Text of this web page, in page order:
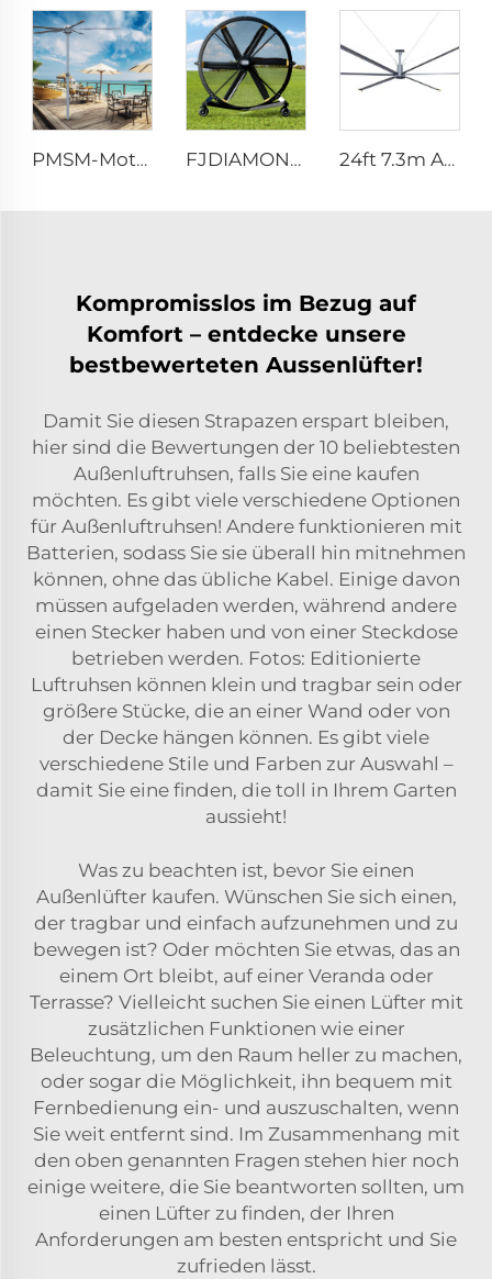
PMSM-Motor 16ft 5m Belüftung großer stehender Säulenlufthansa montierter Deckenventilator, Stangenschaltventilator FJDIAMOND 1,5m 2m 80-Zoll Beweglicher Pedestalventilator WIFI Steuerung Ruhe Gym-Aluminium-Stehfußbodenlüftungsventilator 24ft 7.3m AC-Motor energieeffizient großes leise laufendes natürliche Wind industrieller hvls Ventilator
Kompromisslos im Bezug auf
Komfort – entdecke unsere
bestbewerteten Aussenlüfter!
Damit Sie diesen Strapazen erspart bleiben,
hier sind die Bewertungen der 10 beliebtesten
Außenluftruhsen, falls Sie eine kaufen
möchten. Es gibt viele verschiedene Optionen
für Außenluftruhsen! Andere funktionieren mit
Batterien, sodass Sie sie überall hin mitnehmen
können, ohne das übliche Kabel. Einige davon
müssen aufgeladen werden, während andere
einen Stecker haben und von einer Steckdose
betrieben werden. Fotos: Editionierte
Luftruhsen können klein und tragbar sein oder
größere Stücke, die an einer Wand oder von
der Decke hängen können. Es gibt viele
verschiedene Stile und Farben zur Auswahl –
damit Sie eine finden, die toll in Ihrem Garten
aussieht!
Was zu beachten ist, bevor Sie einen
Außenlüfter kaufen. Wünschen Sie sich einen,
der tragbar und einfach aufzunehmen und zu
bewegen ist? Oder möchten Sie etwas, das an
einem Ort bleibt, auf einer Veranda oder
Terrasse? Vielleicht suchen Sie einen Lüfter mit
zusätzlichen Funktionen wie einer
Beleuchtung, um den Raum heller zu machen,
oder sogar die Möglichkeit, ihn bequem mit
Fernbedienung ein- und auszuschalten, wenn
Sie weit entfernt sind. Im Zusammenhang mit
den oben genannten Fragen stehen hier noch
einige weitere, die Sie beantworten sollten, um
einen Lüfter zu finden, der Ihren
Anforderungen am besten entspricht und Sie
zufrieden lässt.